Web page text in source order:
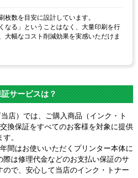
枚数を目安に設計しています。
なる」ということはなく、大量印刷を行
大幅なコスト削減効果を実感いただけま
サービスは？
店）では、ご購入商品（インク・ト
換保証をすべてのお客様を対象に提供
。
間はお使いいただくプリンター本体に
際は修理代金などのお支払い保証のサ
ので、安心して当店のインク・トナー